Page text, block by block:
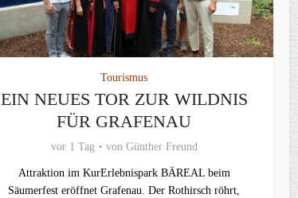
Tourismus
EIN NEUES TOR ZUR WILDNIS
FÜR GRAFENAU
vor 1 Tag von Günther Freund
Attraktion im KurErlebnispark BÄREAL beim
Säumerfest eröffnet Grafenau. Der Rothirsch röhrt,